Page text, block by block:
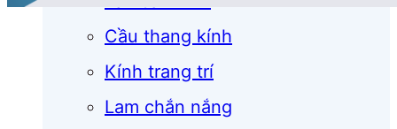
Cầu thang kính
Kính trang trí
Lam chắn nắng